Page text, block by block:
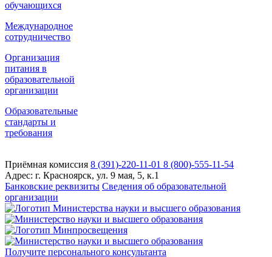
обучающихся
Международное
сотрудничество
Организация
питания в
образовательной
организации
Образовательные
стандарты и
требования
Приёмная комиссия 8 (391)-220-11-01 8 (800)-555-11-54
Адрес: г. Красноярск, ул. 9 мая, 5, к.1
Банковские реквизиты Сведения об образовательной
организации
Получите персонального консультанта